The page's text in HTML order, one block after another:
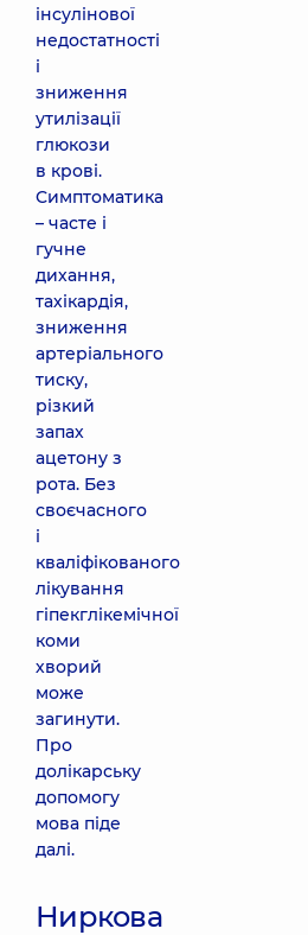
інсулінової
недостатності
і
зниження
утилізації
глюкози
в крові.
Симптоматика
– часте і
гучне
дихання,
тахікардія,
зниження
артеріального
тиску,
різкий
запах
ацетону з
рота. Без
своєчасного
і
кваліфікованого
лікування
гіпекглікемічної
коми
хворий
може
загинути.
Про
долікарську
допомогу
мова піде
далі.
Ниркова